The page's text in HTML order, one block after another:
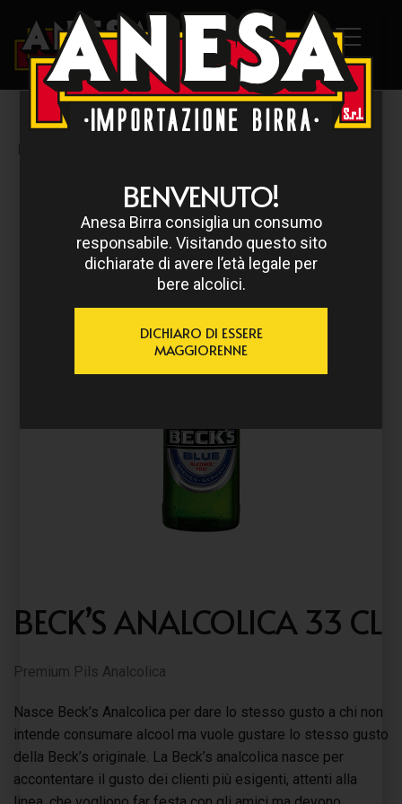
BECK’S ANALCOLICA 33 CL
Premium Pils Analcolica
Nasce Beck’s Analcolica per dare lo stesso gusto a chi non
intende consumare alcool ma vuole gustare lo stesso gusto
della Beck’s originale. La Beck’s analcolica nasce per
accontentare il gusto dei clienti più esigenti, attenti alla
BENVENUTO!
Anesa Birra consiglia un consumo
responsabile. Visitando questo sito
dichiarate di avere l’età legale per
bere alcolici.
DICHIARO DI ESSERE
MAGGIORENNE